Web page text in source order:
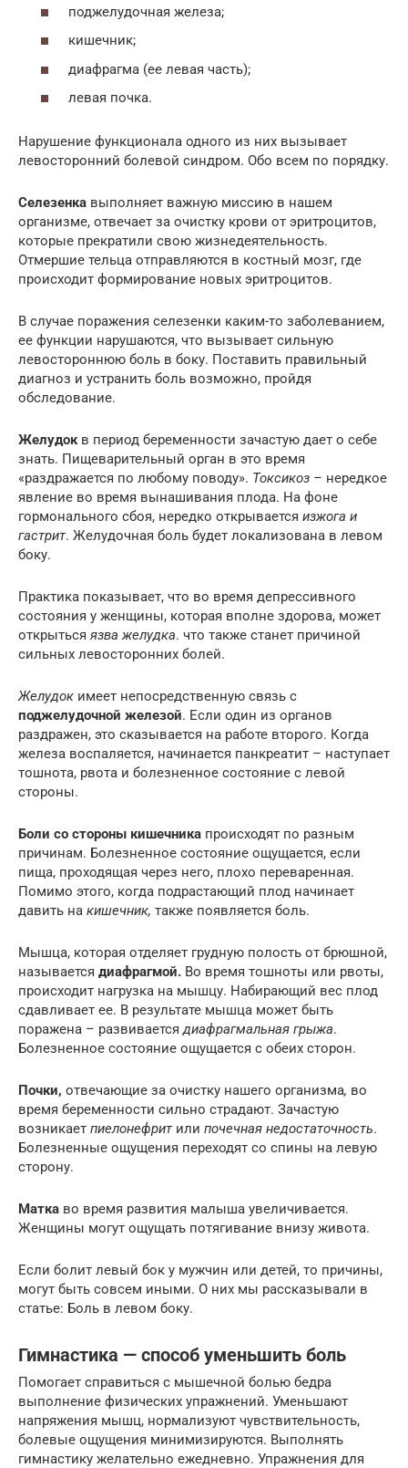
поджелудочная железа;
кишечник;
диафрагма (ее левая часть);
левая почка.
Нарушение функционала одного из них вызывает
левосторонний болевой синдром. Обо всем по порядку.
Селезенка выполняет важную миссию в нашем
организме, отвечает за очистку крови от эритроцитов,
которые прекратили свою жизнедеятельность.
Отмершие тельца отправляются в костный мозг, где
происходит формирование новых эритроцитов.
В случае поражения селезенки каким-то заболеванием,
ее функции нарушаются, что вызывает сильную
левостороннюю боль в боку. Поставить правильный
диагноз и устранить боль возможно, пройдя
обследование.
Желудокв период беременности зачастую дает о себе
знать. Пищеварительный орган в это время
«раздражается по любому поводу». Токсикоз – нередкое
явление во время вынашивания плода. На фоне
гормонального сбоя, нередко открывается изжога и
гастрит. Желудочная боль будет локализована в левом
боку.
Практика показывает, что во время депрессивного
состояния у женщины, которая вполне здорова, может
открытьсяязва желудка. что также станет причиной
сильных левосторонних болей.
Желудок имеет непосредственную связь с
поджелудочной железой. Если один из органов
раздражен, это сказывается на работе второго. Когда
железа воспаляется, начинается панкреатит – наступает
тошнота, рвота и болезненное состояние с левой
стороны.
Боли со стороны кишечника происходят по разным
причинам. Болезненное состояние ощущается, если
пища, проходящая через него, плохо переваренная.
Помимо этого, когда подрастающий плод начинает
давить на кишечник, также появляется боль.
Мышца, которая отделяет грудную полость от брюшной,
называется диафрагмой. Во время тошноты или рвоты,
происходит нагрузка на мышцу. Набирающий вес плод
сдавливает ее. В результате мышца может быть
поражена – развиваетсядиафрагмальная грыжа.
Болезненное состояние ощущается с обеих сторон.
Почки, отвечающие за очистку нашего организма, во
время беременности сильно страдают. Зачастую
возникает пиелонефритили почечная недостаточность.
Болезненные ощущения переходят со спины на левую
сторону.
Матка во время развития малыша увеличивается.
Женщины могут ощущать потягивание внизу живота.
Если болит левый бок у мужчин или детей, то причины,
могут быть совсем иными. О них мы рассказывали в
статье: Боль в левом боку.
Гимнастика — способ уменьшить боль
Помогает справиться с мышечной болью бедра
выполнение физических упражнений. Уменьшают
напряжения мышц, нормализуют чувствительность,
болевые ощущения минимизируются. Выполнять
гимнастику желательно ежедневно. Упражнения для